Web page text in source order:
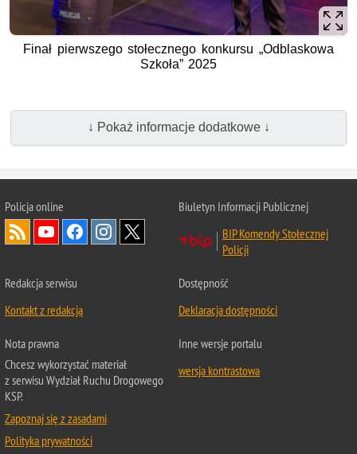
Finał pierwszego stołecznego konkursu „Odblaskowa
Szkoła” 2025
↓ Pokaż informacje dodatkowe ↓
Policja online
Biuletyn Informacji Publicznej
BIP Komendy Stołecznej
Policji
Redakcja serwisu
Kontakt z redakcją
Dostępność
Deklaracja dostępności
Nota prawna
Chcesz wykorzystać materiał
z serwisu Wydział Ruchu Drogowego
KSP.
Zapoznaj się z zasadami
Polityka prywatności
Inne wersje portalu
wersja kontrastowa